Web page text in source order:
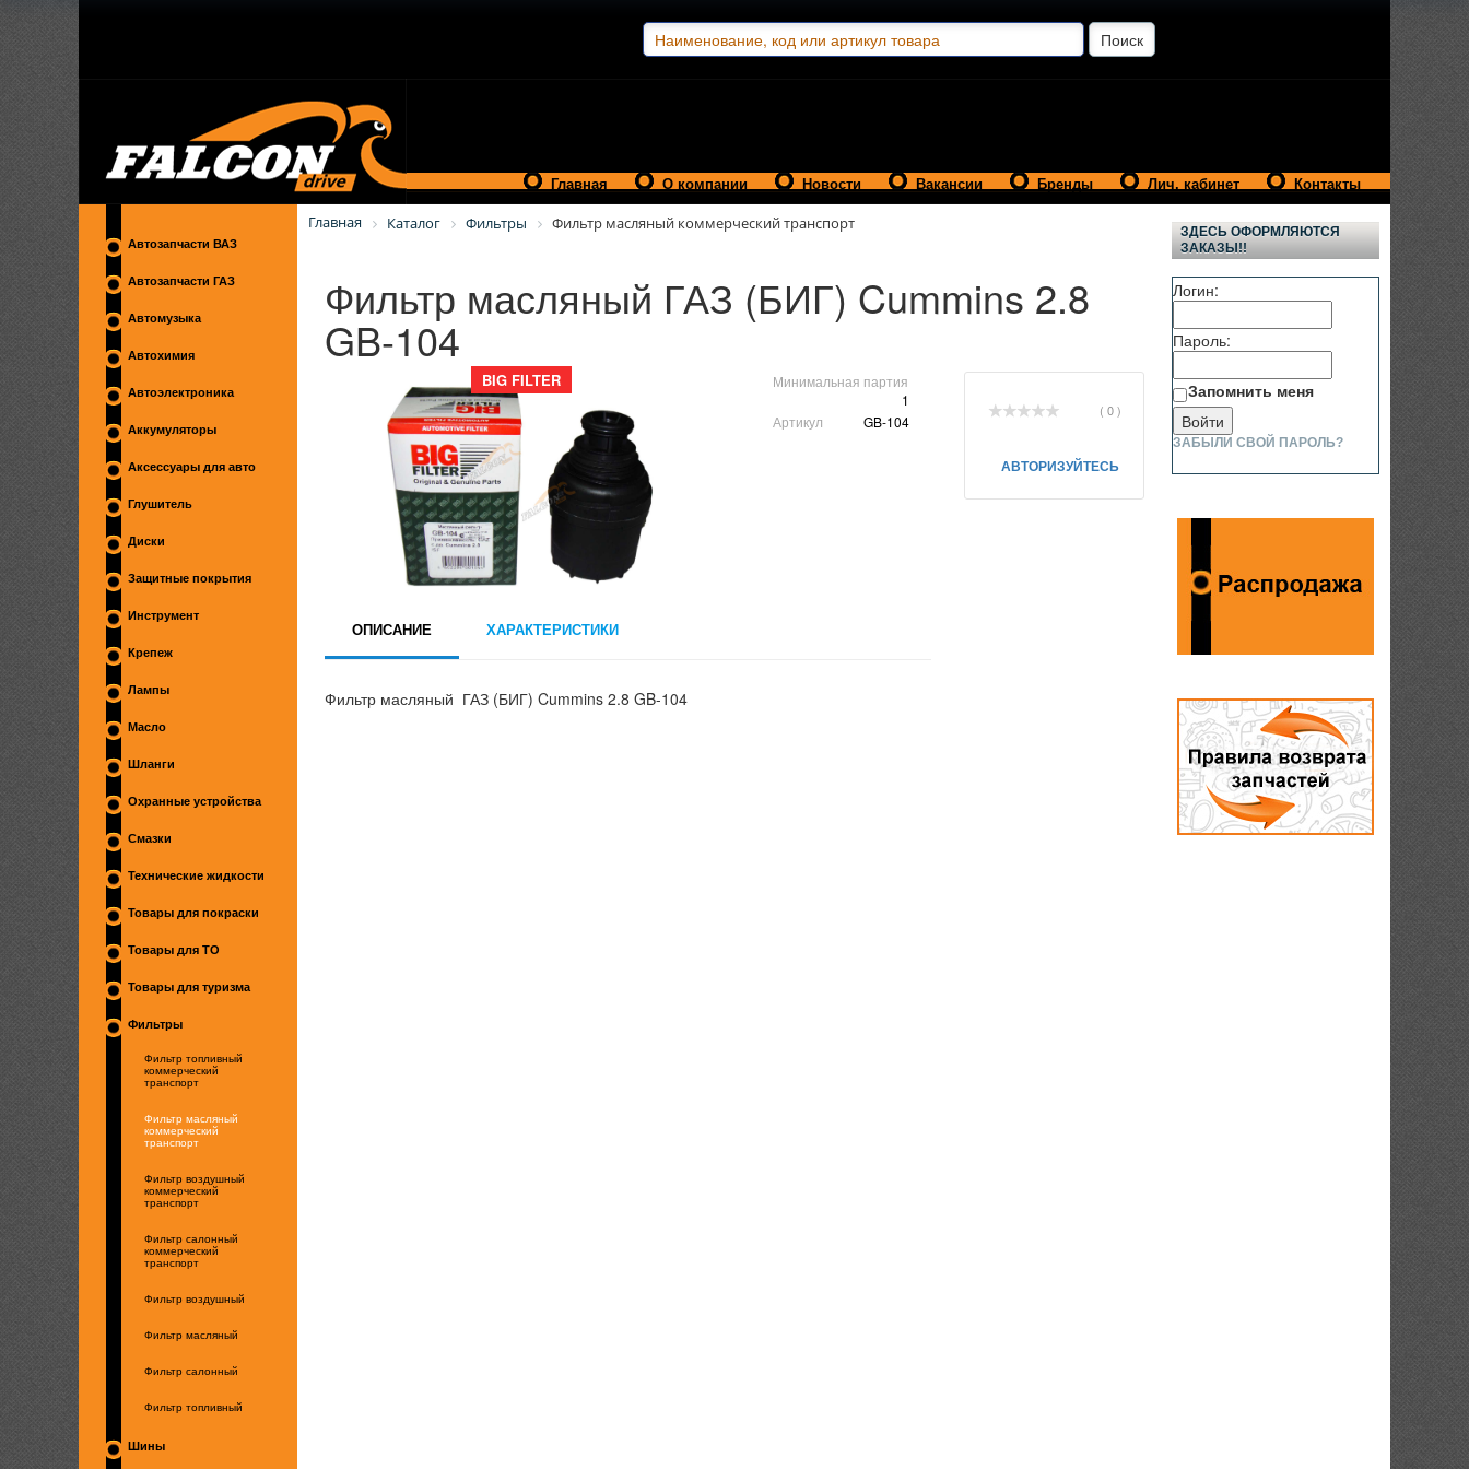
Главная О компании Новости Вакансии Бренды Лич. кабинет Контакты
Автозапчасти ВАЗ
Автозапчасти ГАЗ
Автомузыка
Автохимия
Автоэлектроника
Аккумуляторы
Аксессуары для авто
Глушитель
Диски
Защитные покрытия
Инструмент
Крепеж
Лампы
Масло
Шланги
Охранные устройства
Смазки
Технические жидкости
Товары для покраски
Товары для ТО
Товары для туризма
Фильтры
Фильтр топливный
коммерческий
транспорт
Фильтр масляный
коммерческий
транспорт
Фильтр воздушный
коммерческий
транспорт
Фильтр салонный
коммерческий
транспорт
Фильтр воздушный
Фильтр масляный
Фильтр салонный
Фильтр топливный
Шины
Главная Каталог Фильтры Фильтр масляный коммерческий транспорт
Фильтр масляный ГАЗ (БИГ) Cummins 2.8
GB-104
BIG FILTER
Минимальная партия
1
Артикул
GB-104
( 0 )
АВТОРИЗУЙТЕСЬ
ОПИСАНИЕ ХАРАКТЕРИСТИКИ
Фильтр масляный ГАЗ (БИГ) Cummins 2.8 GB-104
ЗДЕСЬ ОФОРМЛЯЮТСЯ
ЗАКАЗЫ!!
Логин:
Пароль:
Запомнить меня
ЗАБЫЛИ СВОЙ ПАРОЛЬ?